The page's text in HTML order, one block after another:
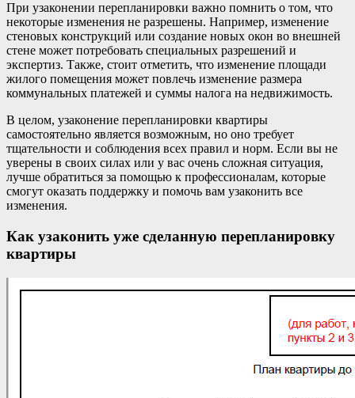
При узаконении перепланировки важно помнить о том, что
некоторые изменения не разрешены. Например, изменение
стеновых конструкций или создание новых окон во внешней
стене может потребовать специальных разрешений и
экспертиз. Также, стоит отметить, что изменение площади
жилого помещения может повлечь изменение размера
коммунальных платежей и суммы налога на недвижимость.
В целом, узаконение перепланировки квартиры
самостоятельно является возможным, но оно требует
тщательности и соблюдения всех правил и норм. Если вы не
уверены в своих силах или у вас очень сложная ситуация,
лучше обратиться за помощью к профессионалам, которые
смогут оказать поддержку и помочь вам узаконить все
изменения.
Как узаконить уже сделанную перепланировку
квартиры